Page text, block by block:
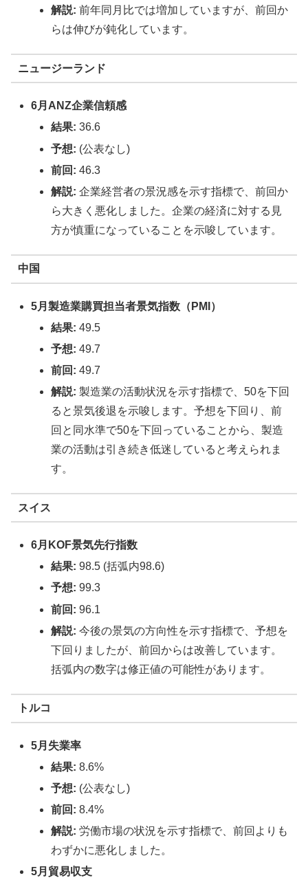
解説: 前年同月比では増加していますが、前回か
らは伸びが鈍化しています。
ニュージーランド
6月ANZ企業信頼感
結果: 36.6
予想: (公表なし)
前回: 46.3
解説: 企業経営者の景況感を示す指標で、前回か
ら大きく悪化しました。企業の経済に対する見
方が慎重になっていることを示唆しています。
中国
5月製造業購買担当者景気指数（PMI）
結果: 49.5
予想: 49.7
前回: 49.7
解説: 製造業の活動状況を示す指標で、50を下回
ると景気後退を示唆します。予想を下回り、前
回と同水準で50を下回っていることから、製造
業の活動は引き続き低迷していると考えられま
す。
スイス
6月KOF景気先行指数
結果: 98.5 (括弧内98.6)
予想: 99.3
前回: 96.1
解説: 今後の景気の方向性を示す指標で、予想を
下回りましたが、前回からは改善しています。
括弧内の数字は修正値の可能性があります。
トルコ
5月失業率
結果: 8.6%
予想: (公表なし)
前回: 8.4%
解説: 労働市場の状況を示す指標で、前回よりも
わずかに悪化しました。
5月貿易収支